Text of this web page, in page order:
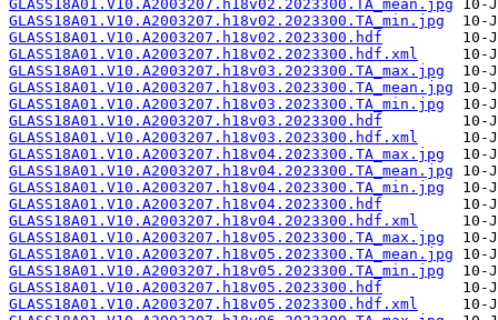
GLASS18A01.V10.A2003207.h18v02.2023300.TA_mean.jpg
GLASS18A01.V10.A2003207.h18v02.2023300.TA_min.jpg
GLASS18A01.V10.A2003207.h18v02.2023300.hdf
GLASS18A01.V10.A2003207.h18v02.2023300.hdf.xml
GLASS18A01.V10.A2003207.h18v03.2023300.TA_max.jpg
GLASS18A01.V10.A2003207.h18v03.2023300.TA_mean.jpg
GLASS18A01.V10.A2003207.h18v03.2023300.TA_min.jpg
GLASS18A01.V10.A2003207.h18v03.2023300.hdf
GLASS18A01.V10.A2003207.h18v03.2023300.hdf.xml
GLASS18A01.V10.A2003207.h18v04.2023300.TA_max.jpg
GLASS18A01.V10.A2003207.h18v04.2023300.TA_mean.jpg
GLASS18A01.V10.A2003207.h18v04.2023300.TA_min.jpg
GLASS18A01.V10.A2003207.h18v04.2023300.hdf
GLASS18A01.V10.A2003207.h18v04.2023300.hdf.xml
GLASS18A01.V10.A2003207.h18v05.2023300.TA_max.jpg
GLASS18A01.V10.A2003207.h18v05.2023300.TA_mean.jpg
GLASS18A01.V10.A2003207.h18v05.2023300.TA_min.jpg
GLASS18A01.V10.A2003207.h18v05.2023300.hdf
GLASS18A01.V10.A2003207.h18v05.2023300.hdf.xml